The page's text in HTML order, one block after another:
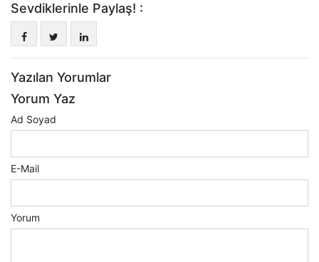
Sevdiklerinle Paylaş! :
Yazılan Yorumlar
Yorum Yaz
Ad Soyad
E-Mail
Yorum